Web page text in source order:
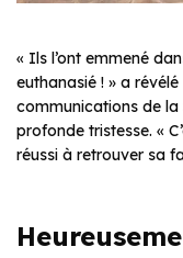
« Ils l’ont emmené
euthanasié ! » a
communications de la
profonde tristesse. «
réussi à retrouver sa